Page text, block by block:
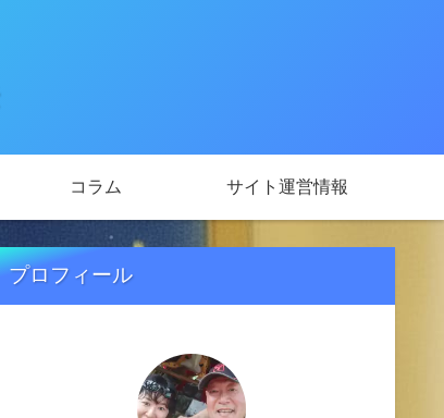
コラム サイト運営情報
プロフィール